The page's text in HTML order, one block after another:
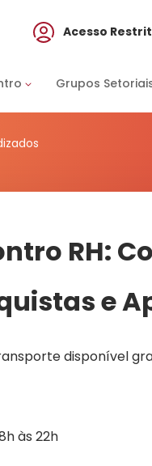
Grupos
Acesso
RH:
e
disponível
às 22h